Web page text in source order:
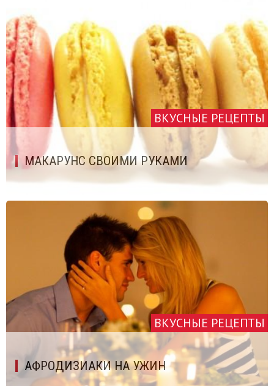
ВКУСНЫЕ РЕЦЕПТЫ
МАКАРУНС СВОИМИ РУКАМИ
ВКУСНЫЕ РЕЦЕПТЫ
АФРОДИЗИАКИ НА УЖИН